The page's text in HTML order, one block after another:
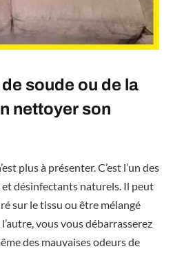
soude ou de la
nettoyer son
plus à présenter. C’est l’un des
désinfectants naturels. Il peut
sur le tissu ou être mélangé
l’autre, vous vous débarrasserez
des mauvaises odeurs de